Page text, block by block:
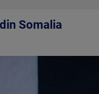
Somalia